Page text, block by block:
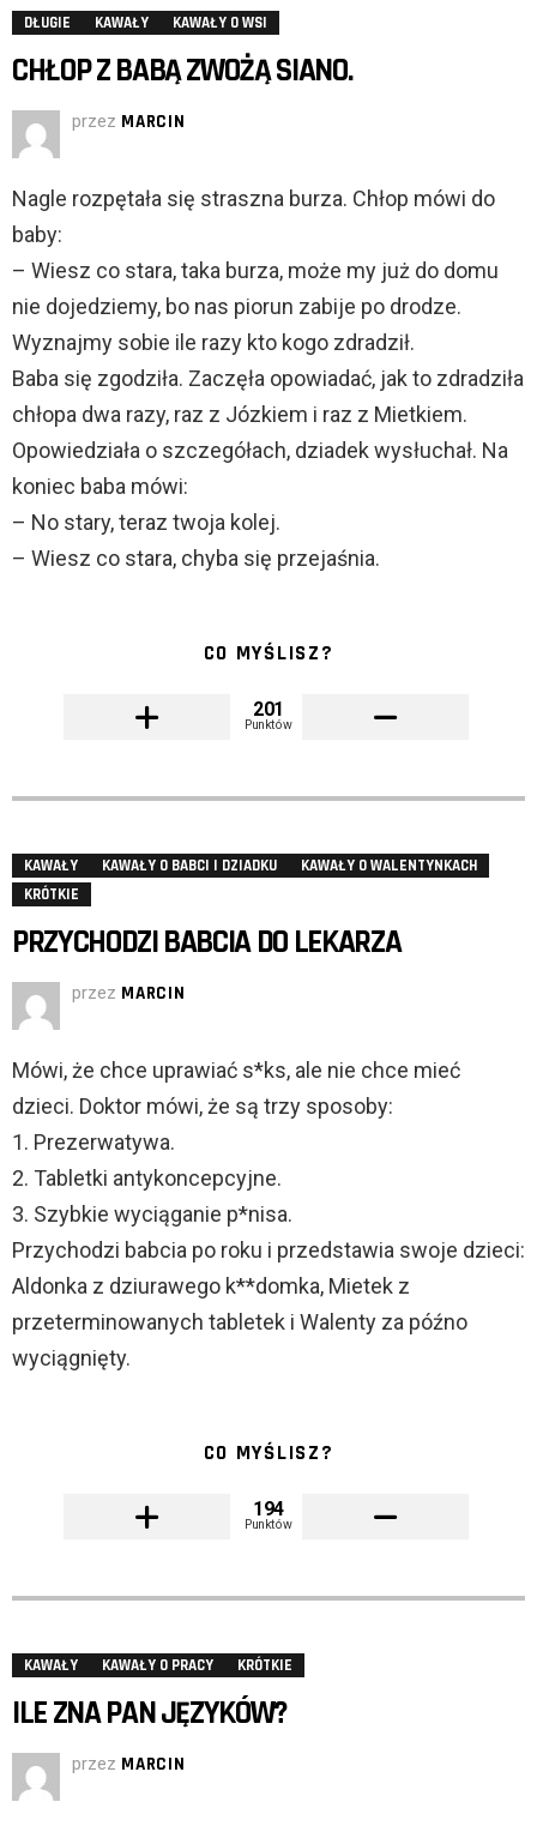
DŁUGIE KAWAŁY KAWAŁY O WSI
CHŁOP Z BABĄ ZWOŻĄ SIANO.
przez MARCIN
Nagle rozpętała się straszna burza. Chłop mówi do
baby:
– Wiesz co stara, taka burza, może my już do domu
nie dojedziemy, bo nas piorun zabije po drodze.
Wyznajmy sobie ile razy kto kogo zdradził.
Baba się zgodziła. Zaczęła opowiadać, jak to zdradziła
chłopa dwa razy, raz z Józkiem i raz z Mietkiem.
Opowiedziała o szczegółach, dziadek wysłuchał. Na
koniec baba mówi:
– No stary, teraz twoja kolej.
– Wiesz co stara, chyba się przejaśnia.
CO MYŚLISZ?
201
Punktów
KAWAŁY KAWAŁY O BABCI I DZIADKU
KAWAŁY O WALENTYNKACH
KRÓTKIE
PRZYCHODZI BABCIA DO LEKARZA
przez MARCIN
Mówi, że chce uprawiać s*ks, ale nie chce mieć
dzieci. Doktor mówi, że są trzy sposoby:
1. Prezerwatywa.
2. Tabletki antykoncepcyjne.
3. Szybkie wyciąganie p*nisa.
Przychodzi babcia po roku i przedstawia swoje dzieci:
Aldonka z dziurawego k**domka, Mietek z
przeterminowanych tabletek i Walenty za późno
wyciągnięty.
CO MYŚLISZ?
194
Punktów
KAWAŁY KAWAŁY O PRACY KRÓTKIE
ILE ZNA PAN JĘZYKÓW?
przez MARCIN